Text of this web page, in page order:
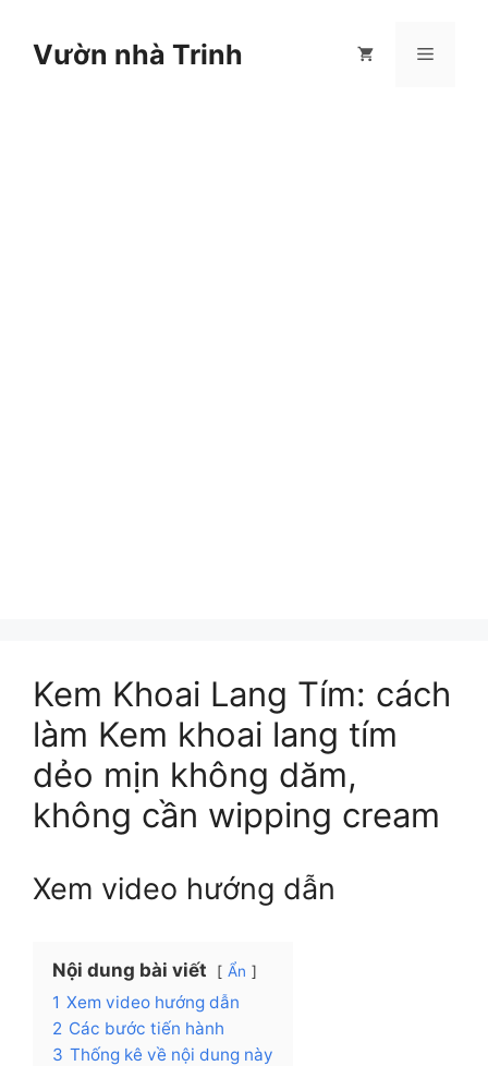
Vườn nhà Trinh Menu
Kem Khoai Lang Tím: cách
làm Kem khoai lang tím
dẻo mịn không dăm,
không cần wipping cream
Xem video hướng dẫn
Nội dung bài viết Ẩn
1 Xem video hướng dẫn
2 Các bước tiến hành
3 Thống kê về nội dung này